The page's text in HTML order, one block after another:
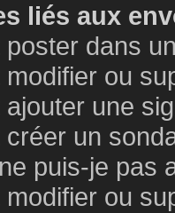
liés aux
dans
modifier ou
ajouter une
un
puis-je pas
ou